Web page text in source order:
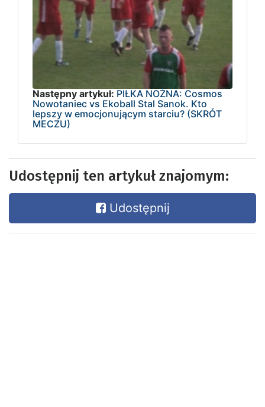
Następny artykuł: PIŁKA NOŻNA: Cosmos
Nowotaniec vs Ekoball Stal Sanok. Kto
lepszy w emocjonującym starciu? (SKRÓT
MECZU)
Udostępnij ten artykuł znajomym:
Udostępnij